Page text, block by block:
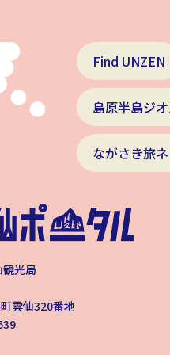
Find UNZEN
島原半島ジ
ながさき旅
光局
雲仙320番地